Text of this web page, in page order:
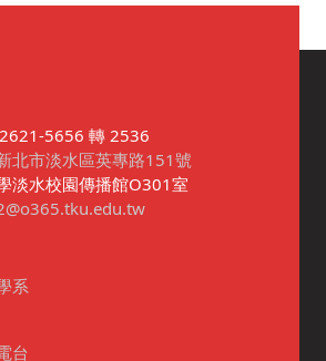
5656 轉 2536
北市淡水區英專路151號
淡水校園傳播館O301室
系
台